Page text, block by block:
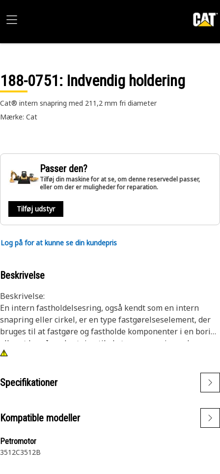
188-0751: Indvendig holdering
Cat® intern snapring med 211,2 mm fri diameter
Mærke: Cat
Passer den?
Tilføj din maskine for at se, om denne reservedel passer,
eller om der er muligheder for reparation.
Tilføj udstyr
Log på for at kunne se din kundepris
Beskrivelse
Beskrivelse:
En intern fastholdelsesring, også kendt som en intern
snapring eller cirkel, er en type fastgørelseselement, der
bruges til at fastgøre og fastholde komponenter i en boring
eller et hus. I modsætning til eksterne snapringe, der
passer over en aksel eller stift, installeres interne
komponenter på plads. Hovedformålet med en intern
snapring er at forhindre aksial bevægelse eller
fungerer som en fastholdelsesanordning, der holder
komponenter såsom lejer, aksler eller tætninger sikkert på
plads.
Specifikationer
Kompatible modeller
Petromotor
3512C3512B